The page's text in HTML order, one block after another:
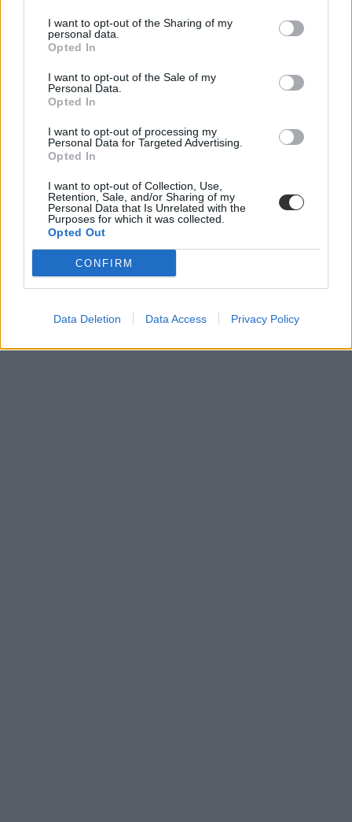
I want to opt-out of the Sharing of my
personal data.
Opted In
I want to opt-out of the Sale of my
Personal Data.
Opted In
I want to opt-out of processing my
Personal Data for Targeted Advertising.
Opted In
I want to opt-out of Collection, Use,
Retention, Sale, and/or Sharing of my
Personal Data that Is Unrelated with the
Purposes for which it was collected.
Opted Out
CONFIRM
Data Deletion Data Access Privacy Policy
kampány
beszéd
nyílt nap
politikus
aláírásgyűjtés